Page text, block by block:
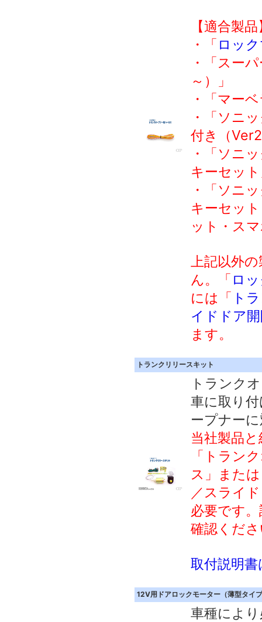
【適合製
・「 ロッ
・「スー
～）」
・「マー
・「ソニ
付き（
・「ソニ
キーセッ
・「ソニ
キーセッ
ット・ス
上記以外
ん。「 ロ
には「 ト
イドドア
ます。
トランクリリースキット
トランク
車に取り
ープナー
当社製品
「トラン
ス」また
／スライ
必要です
確認くだ
取付説明
12V用ドアロックモーター（薄型タイ
車種によ